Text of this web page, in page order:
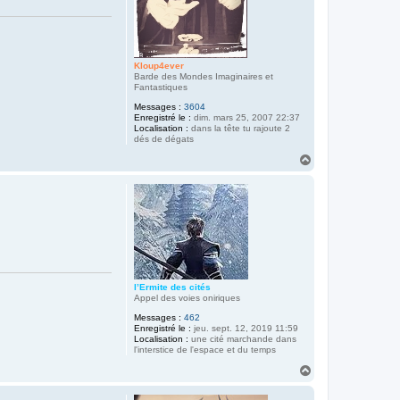
Kloup4ever
Barde des Mondes Imaginaires et
Fantastiques
Messages : 3604
Enregistré le : dim. mars 25, 2007 22:37
Localisation : dans la tête tu rajoute 2
dés de dégats
l’Ermite des cités
Appel des voies oniriques
Messages : 462
Enregistré le : jeu. sept. 12, 2019 11:59
Localisation : une cité marchande dans
l'interstice de l'espace et du temps